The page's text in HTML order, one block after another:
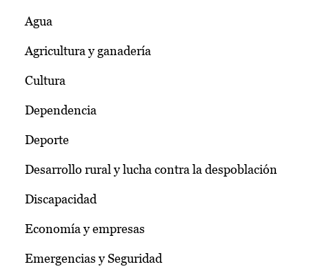
Agua
Agricultura y ganadería
Cultura
Dependencia
Deporte
Desarrollo rural y lucha contra la despoblación
Discapacidad
Economía y empresas
Emergencias y Seguridad